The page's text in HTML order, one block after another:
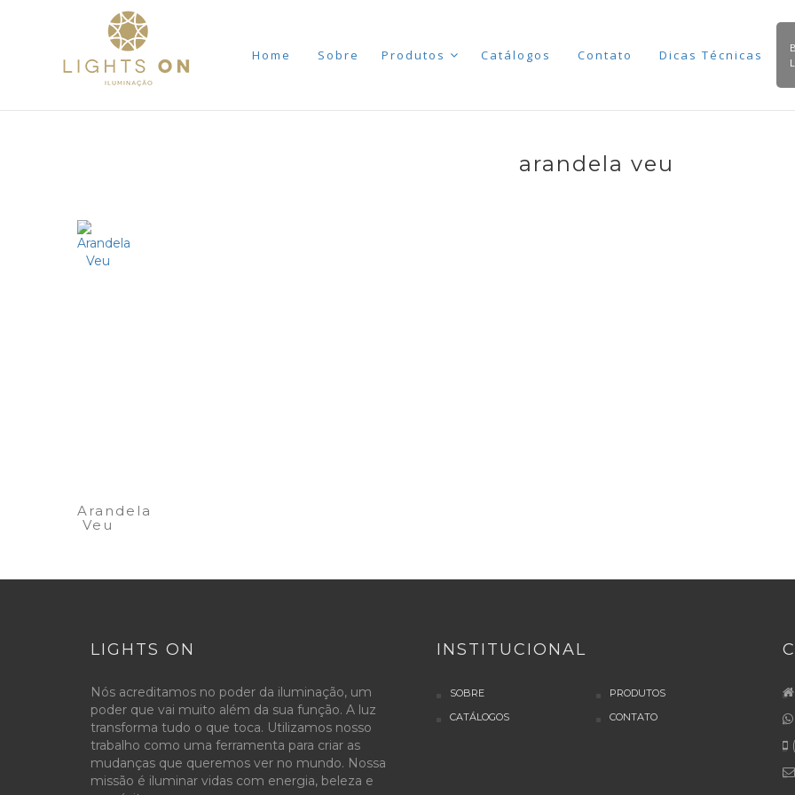
Home Sobre Produtos Catálogos Contato Dicas Técnicas
arandela veu
Arandela
Veu
LIGHTS ON
Nós acreditamos no poder da iluminação, um
poder que vai muito além da sua função. A luz
transforma tudo o que toca. Utilizamos nosso
trabalho como uma ferramenta para criar as
mudanças que queremos ver no mundo. Nossa
missão é iluminar vidas com energia, beleza e
INSTITUCIONAL
SOBRE
PRODUTOS
CATÁLOGOS
CONTATO